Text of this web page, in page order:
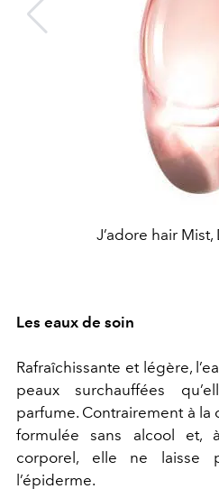
J’adore hair Mist,
Les eaux de soin
Rafraîchissante et légère,
peaux surchauffées
parfume. Contrairement à la
formulée sans alcool et,
corporel, elle ne laisse
l’épiderme.